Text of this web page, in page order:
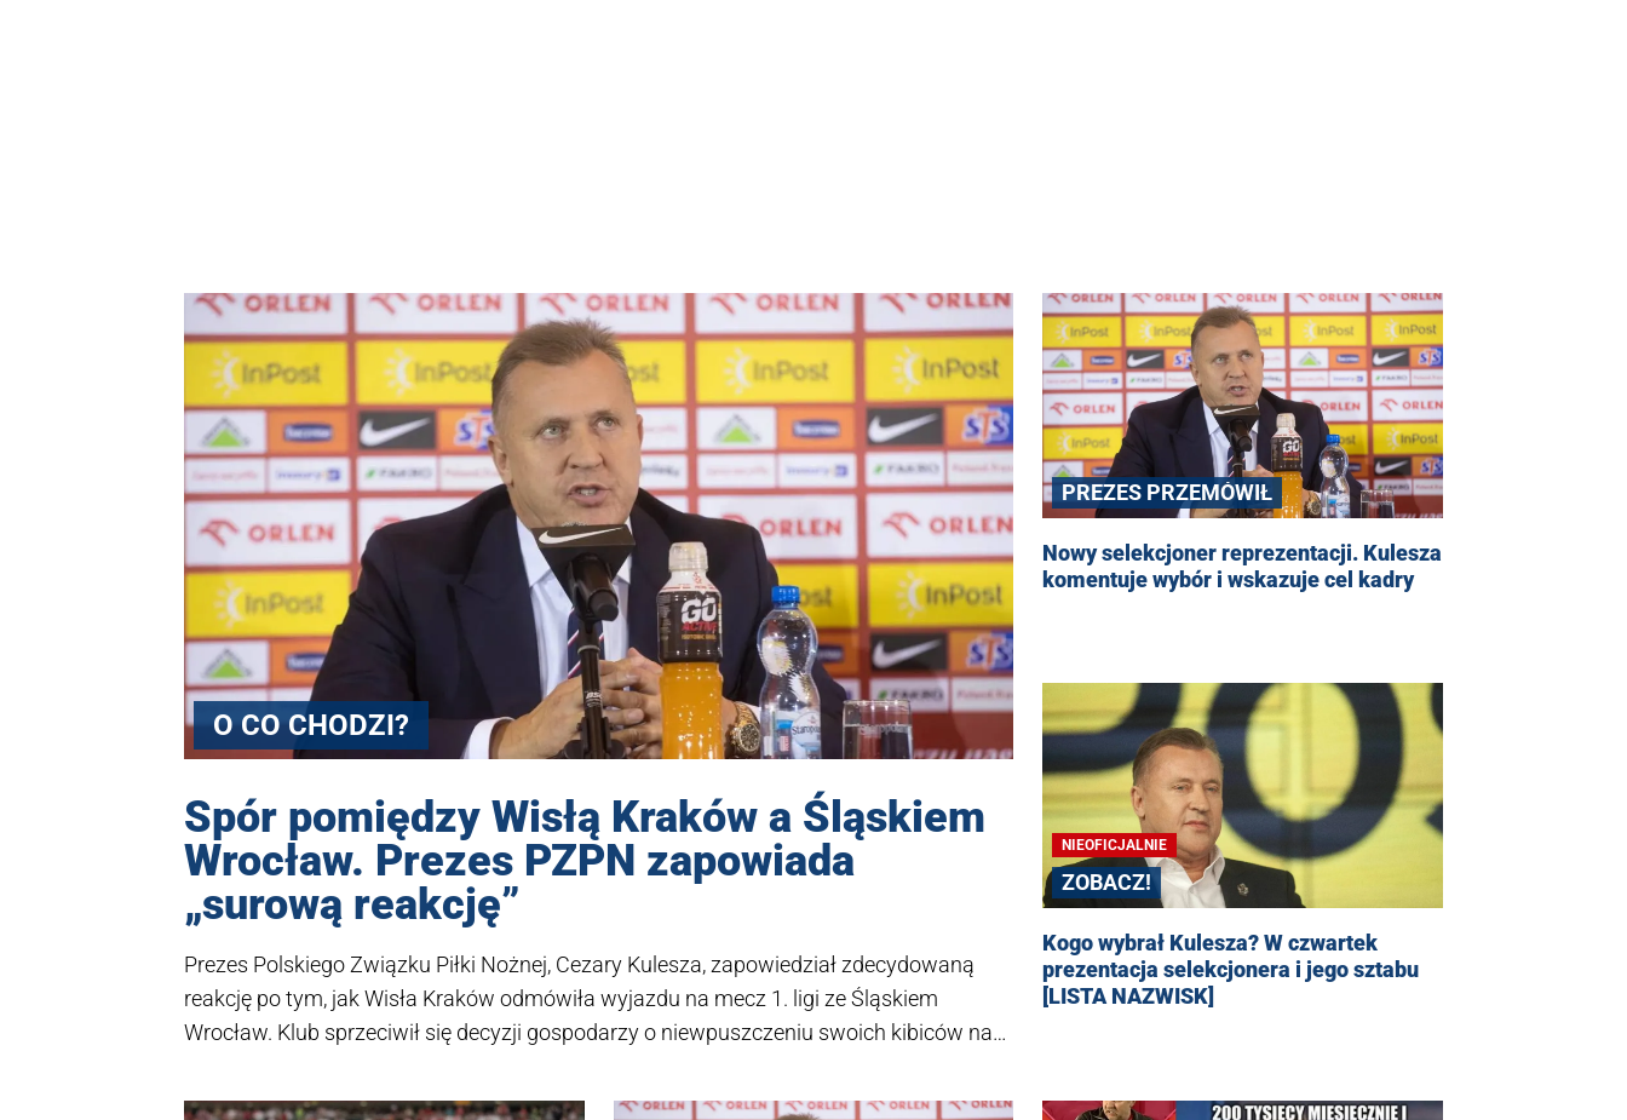
O CO CHODZI?
Spór pomiędzy Wisłą Kraków a Śląskiem
Wrocław. Prezes PZPN zapowiada
„surową reakcję”
Prezes Polskiego Związku Piłki Nożnej, Cezary Kulesza, zapowiedział zdecydowaną
reakcję po tym, jak Wisła Kraków odmówiła wyjazdu na mecz 1. ligi ze Śląskiem
Wrocław. Klub sprzeciwił się decyzji gospodarzy o niewpuszczeniu swoich kibiców na
przestrzeganie regulaminów i dopuszczanie zorganizowanych grup kibiców gości jest
PREZES PRZEMÓWIŁ
Nowy selekcjoner reprezentacji. Kulesza
komentuje wybór i wskazuje cel kadry
NIEOFICJALNIE
ZOBACZ!
Kogo wybrał Kulesza? W czwartek
prezentacja selekcjonera i jego sztabu
[LISTA NAZWISK]